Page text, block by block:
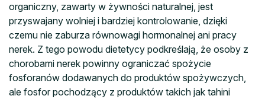
organiczny, zawarty w żywności naturalnej, jest
przyswajany wolniej i bardziej kontrolowanie, dzięki
czemu nie zaburza równowagi hormonalnej ani pracy
nerek. Z tego powodu dietetycy podkreślają, że osoby z
chorobami nerek powinny ograniczać spożycie
fosforanów dodawanych do produktów spożywczych,
ale fosfor pochodzący z produktów takich jak tahini